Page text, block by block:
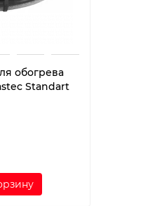
обогрева
Standart